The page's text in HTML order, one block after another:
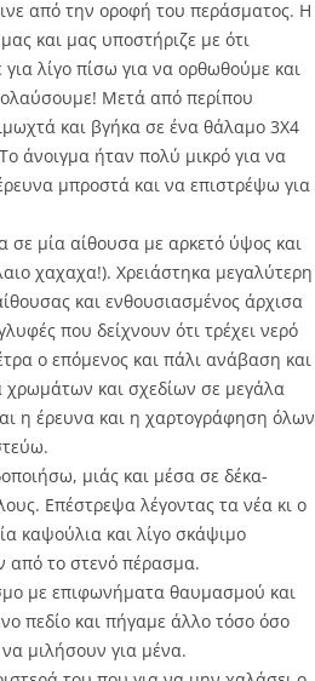
από την οροφή του περάσματος. Η
και μας υποστήριζε με ότι
λίγο πίσω για να ορθωθούμε και
Μετά από περίπου
και βγήκα σε ένα θάλαμο 3Χ4
άνοιγμα ήταν πολύ μικρό για να
μπροστά και να επιστρέψω για
σε μία αίθουσα με αρκετό ύψος και
χαχαχα!). Χρειάστηκα μεγαλύτερη
και ενθουσιασμένος άρχισα
που δείχνουν ότι τρέχει νερό
ο επόμενος και πάλι ανάβαση και
χρωμάτων και σχεδίων σε μεγάλα
η έρευνα και η χαρτογράφηση όλων
μιάς και μέσα σε δέκα-
Επέστρεψα λέγοντας τα νέα κι ο
καψούλια και λίγο σκάψιμο
από το στενό πέρασμα.
με επιφωνήματα θαυμασμού και
πεδίο και πήγαμε άλλο τόσο όσο
μιλήσουν για μένα.